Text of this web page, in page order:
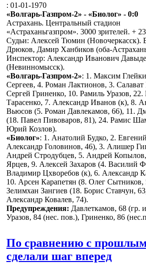
: 01-01-1970
«Волгарь-Газпром-2» - «Биолог» - 0:0
Астрахань. Центральный стадион
«Астраханьгазпром». 3000 зрителей. +
Судьи: Алексей Тюмин (Новочеркасск).
Дрюков, Дамир Ханбиков (оба-
Инспектор: Александр Иванович
(Невинномысск).
«Волгарь-Газпром-2»: 1. Максим
Сергеев, 4. Роман Лактионов, 3. Салават
Сергей Гриненко, 10. Рамиль Уразов, 22.
Тарасенко, 7. Александр Иванов (к), 8.
Вьюсов (5. Роман Давлекамов, 66), 11.
(18. Павел Пивоваров, 81), 24. Рамис
Юрий Козлов).
«Биолог»: 1. Анатолий Будко, 2.
Александр Головинов, 46), 3. Алишер
Андрей Стродубцев, 5. Андрей
Ярцев, 9. Алексей Захаров (4. Василий
Владимир Цхворебов (к), 6. Александр
10. Арсен Карапетян (8. Олег Сытников,
Зелимхан Зангиев (18. Борис Ставчун,
Александр Ковалев, 74).
Предупреждения: Давлеткамов, 68 (гр.
Уразов, 84 (нес. пов.), Гриненко, 86
По сравнению с
сделали шаг вперед